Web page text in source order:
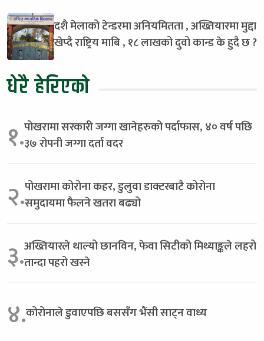
दशै मेलाको टेन्डरमा अनियमितता , अख्तियारमा मुद्दा
खेप्दै राष्ट्रिय माबि , १८ लाखको दुवो कान्ड के हुदै छ ?
धेरै हेरिएको
१.पोखरामा सरकारी जग्गा खानेहरुको पर्दाफास, ४० वर्ष पछि
३७ रोपनी जग्गा दर्ता वदर
२.पोखरामा कोरोना कहर, डुलुवा डाक्टरबाटै कोरोना
समुदायमा फैलने खतरा बढ्यो
३.अख्तियारले थाल्यो छानविन, फेवा सिटीको मिथ्याङ्कले लहरो
तान्दा पहरो खस्ने
४.कोरोनाले डुवाएपछि बससँग भैंसी साट्न वाध्य